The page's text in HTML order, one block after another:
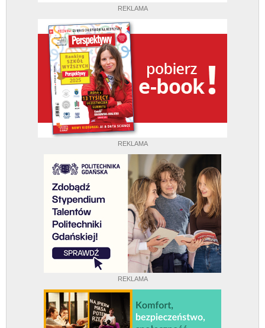
REKLAMA
REKLAMA
REKLAMA